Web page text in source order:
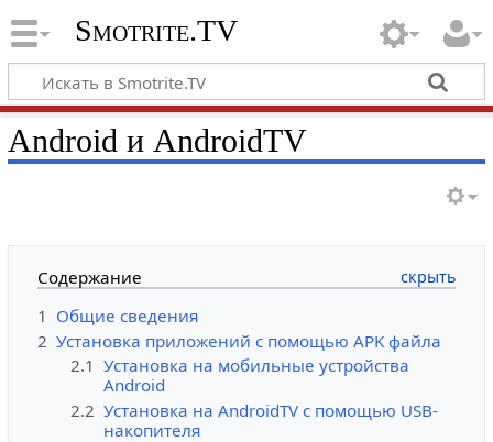
Smotrite.TV
Android и AndroidTV
Содержание
1 Общие сведения
2 Установка приложений с помощью APK файла
2.1 Установка на мобильные устройства
Android
2.2 Установка на AndroidTV с помощью USB-
накопителя